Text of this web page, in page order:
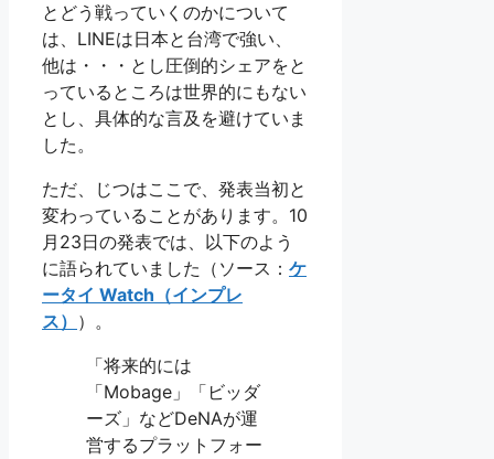
とどう戦っていくのかについて
は、LINEは日本と台湾で強い、
他は・・・とし圧倒的シェアをと
っているところは世界的にもない
とし、具体的な言及を避けていま
した。
ただ、じつはここで、発表当初と
変わっていることがあります。10
月23日の発表では、以下のよう
に語られていました（ソース： ケ
ータイ Watch（インプレ
ス） ）。
「将来的には
「Mobage」「ビッダ
ーズ」などDeNAが運
営するプラットフォー